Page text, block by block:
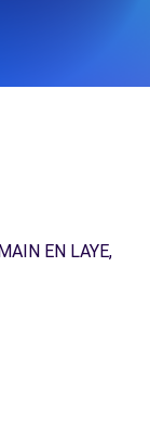
EN LAYE,